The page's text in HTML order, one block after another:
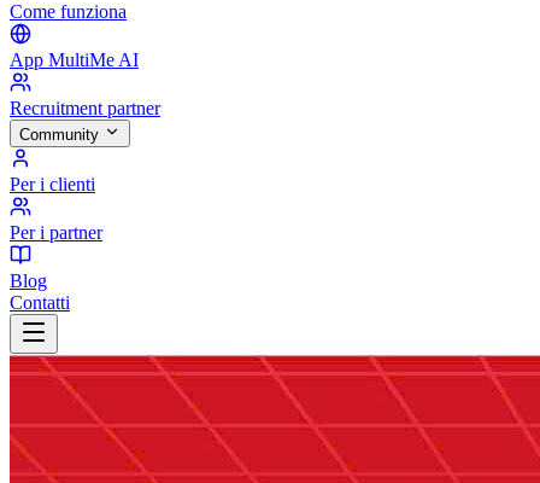
Come funziona
App MultiMe AI
Recruitment partner
Community
Per i clienti
Per i partner
Blog
Contatti